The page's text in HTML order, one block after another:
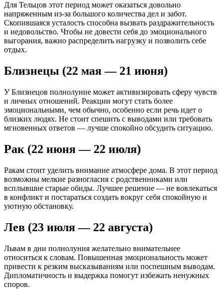
Для Тельцов этот период может оказаться довольно
напряженным из-за большого количества дел и забот.
Скопившаяся усталость способна вызвать раздражительность
и недовольство. Чтобы не довести себя до эмоционального
выгорания, важно распределить нагрузку и позволить себе
отдых.
Близнецы (22 мая — 21 июня)
У Близнецов полнолуние может активизировать сферу чувств
и личных отношений. Реакции могут стать более
эмоциональными, чем обычно, особенно если речь идет о
близких людях. Не стоит спешить с выводами или требовать
мгновенных ответов — лучше спокойно обсудить ситуацию.
Рак (22 июня — 22 июля)
Ракам стоит уделить внимание атмосфере дома. В этот период
возможны мелкие разногласия с родственниками или
всплывшие старые обиды. Лучшее решение — не вовлекаться
в конфликт и постараться создать вокруг себя спокойную и
уютную обстановку.
Лев (23 июля — 22 августа)
Львам в дни полнолуния желательно внимательнее
относиться к словам. Повышенная эмоциональность может
привести к резким высказываниям или поспешным выводам.
Дипломатичность и выдержка помогут избежать ненужных
споров.